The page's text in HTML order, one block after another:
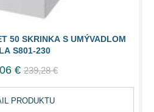
50 SKRINKA S UMÝVADLOM
S801-230
€ 239,28 €
PRODUKTU